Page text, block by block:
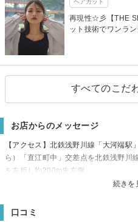
再現性☆彡【THE
ット技術でワンラ
すべてのこだ
お店からのメッセージ
続きを
【アクセス】北鉄浅野川線「大河端
ら）「直江町中」交差点を北鉄浅野川
を左折し約200m先左側
【駐車場】132台 ※同敷地内共同
口コミ